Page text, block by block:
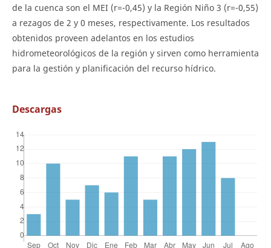
de la cuenca son el MEI (r=-0,45) y la Región Niño 3 (r=-0,55)
a rezagos de 2 y 0 meses, respectivamente. Los resultados
obtenidos proveen adelantos en los estudios
hidrometeorológicos de la región y sirven como herramienta
para la gestión y planificación del recurso hídrico.
Descargas